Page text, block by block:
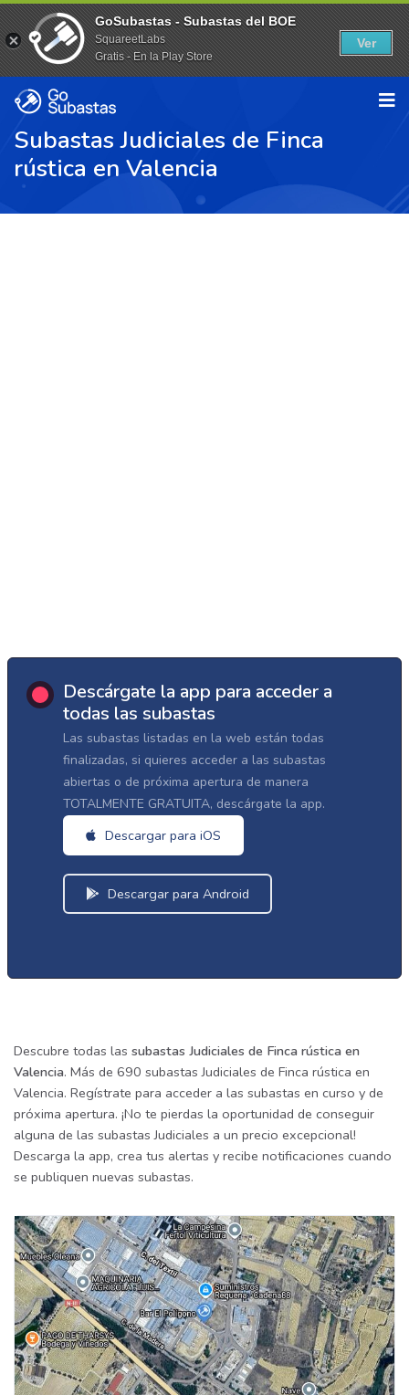
Subastas Judiciales de Finca
rústica en Valencia
Descárgate la app para acceder a
todas las subastas
Las subastas listadas en la web están todas
finalizadas, si quieres acceder a las subastas
abiertas o de próxima apertura de manera
TOTALMENTE GRATUITA, descárgate la app.
Descargar para iOS
Descargar para Android
Descubre todas las subastas Judiciales de Finca rústica en
Valencia. Más de 690 subastas Judiciales de Finca rústica en
Valencia. Regístrate para acceder a las subastas en curso y de
próxima apertura. ¡No te pierdas la oportunidad de conseguir
alguna de las subastas Judiciales a un precio excepcional!
Descarga la app, crea tus alertas y recibe notificaciones cuando
se publiquen nuevas subastas.
GoSubastas - Subastas del BOE
SquareetLabs
Gratis - En la Play Store
Ver